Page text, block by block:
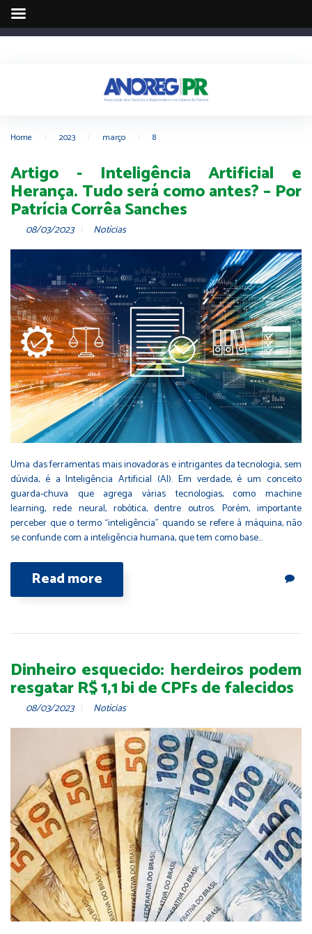
Home 2023 março 8
Artigo - Inteligência Artificial e
Herança. Tudo será como antes? – Por
Patrícia Corrêa Sanches
08/03/2023 Notícias
Uma das ferramentas mais inovadoras e intrigantes da tecnologia, sem
dúvida, é a Inteligência Artificial (AI). Em verdade, é um conceito
guarda-chuva que agrega várias tecnologias, como machine
learning, rede neural, robótica, dentre outros. Porém, importante
perceber que o termo “inteligência” quando se refere à máquina, não
se confunde com a inteligência humana, que tem como base…
Read more
Dinheiro esquecido: herdeiros podem
resgatar R$ 1,1 bi de CPFs de falecidos
08/03/2023 Notícias